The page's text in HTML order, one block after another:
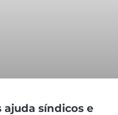
ajuda síndicos e